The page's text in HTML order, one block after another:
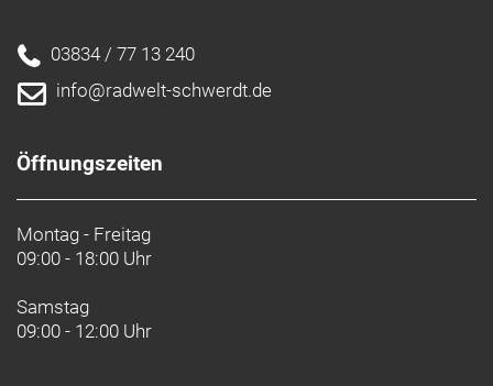
03834 / 77 13 240
info@radwelt-schwerdt.de
Öffnungszeiten
Montag - Freitag
09:00 - 18:00 Uhr
Samstag
09:00 - 12:00 Uhr